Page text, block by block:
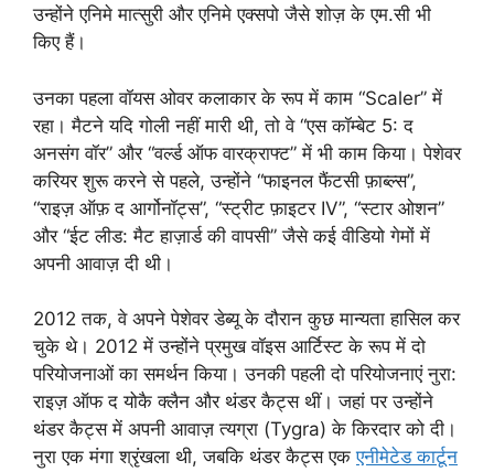
उन्होंने एनिमे मात्सुरी और एनिमे एक्सपो जैसे शोज़ के एम.सी भी
किए हैं।
उनका पहला वॉयस ओवर कलाकार के रूप में काम “Scaler” में
रहा। मैटने यदि गोली नहीं मारी थी, तो वे “एस कॉम्बेट 5: द
अनसंग वॉर” और “वर्ल्ड ऑफ वारक्राफ्ट” में भी काम किया। पेशेवर
करियर शुरू करने से पहले, उन्होंने “फाइनल फैंटसी फ़ाब्ल्स”,
“राइज़ ऑफ़ द आर्गोनॉट्स”, “स्ट्रीट फ़ाइटर IV”, “स्टार ओशन”
और “ईट लीड: मैट हाज़ार्ड की वापसी” जैसे कई वीडियो गेमों में
अपनी आवाज़ दी थी।
2012 तक, वे अपने पेशेवर डेब्यू के दौरान कुछ मान्यता हासिल कर
चुके थे। 2012 में उन्होंने प्रमुख वॉइस आर्टिस्ट के रूप में दो
परियोजनाओं का समर्थन किया। उनकी पहली दो परियोजनाएं नुरा:
राइज़ ऑफ द योकै क्लैन और थंडर कैट्स थीं। जहां पर उन्होंने
थंडर कैट्स में अपनी आवाज़ त्यग्रा (Tygra) के किरदार को दी।
नुरा एक मंगा श्रृंखला थी, जबकि थंडर कैट्स एकएनीमेटेड कार्टून